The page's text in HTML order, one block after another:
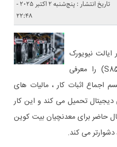
تاریخ انتشار : پنج‌شنبه 2 اکتبر 2025 -
22:48
نیویورک
(NYS) بیل 8518 سنا (S8518) را معرفی
اجماع اثبات کار ، مالیات های
دیجیتال تحمیل می کند و این کار
حاضر برای معدنچیان بیت کوین
می کند.